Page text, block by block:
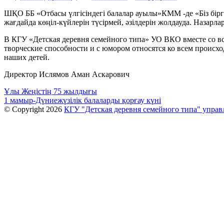
ШҚО ББ «Отбасы үлгісіндегі балалар ауылы»КММ -де «Біз
жағдайда көңіл-күйлерін түсірмей, әзілдерін жолдауда.
В КГУ «Детская деревня семейного типа» УО ВКО вместе со
творческие способности и с юмором относятся ко всем
наших детей.
Директор Ислямов Аман Аскарович
Навигация
по
Ұлы Жеңістің 75 жылдығы
1 мамыр-Дүниежүзілік балаларды қорғау күні
© Copyright 2026 КГУ "Детская деревня семейного типа"